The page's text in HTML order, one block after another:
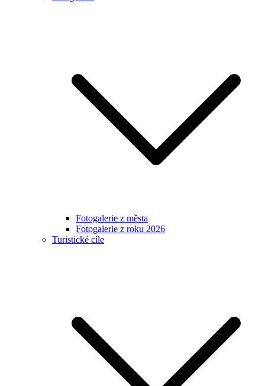
Fotogalerie z města
Fotogalerie z roku 2026
Turistické cíle